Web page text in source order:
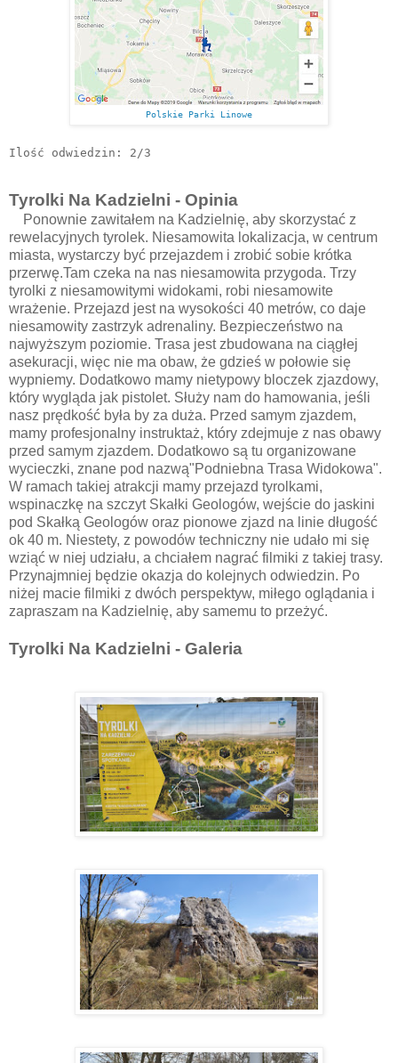
Polskie Parki Linowe
Ilość odwiedzin: 2/3
Tyrolki Na Kadzielni - Opinia
Ponownie zawitałem na Kadzielnię, aby skorzystać z
rewelacyjnych tyrolek. Niesamowita lokalizacja, w centrum
miasta, wystarczy być przejazdem i zrobić sobie krótka
przerwę.Tam czeka na nas niesamowita przygoda. Trzy
tyrolki z niesamowitymi widokami, robi niesamowite
wrażenie. Przejazd jest na wysokości 40 metrów, co daje
niesamowity zastrzyk adrenaliny. Bezpieczeństwo na
najwyższym poziomie. Trasa jest zbudowana na ciągłej
asekuracji, więc nie ma obaw, że gdzieś w połowie się
wypniemy. Dodatkowo mamy nietypowy bloczek zjazdowy,
który wygląda jak pistolet. Służy nam do hamowania, jeśli
nasz prędkość była by za duża. Przed samym zjazdem,
mamy profesjonalny instruktaż, który zdejmuje z nas obawy
przed samym zjazdem. Dodatkowo są tu organizowane
wycieczki, znane pod nazwą"Podniebna Trasa Widokowa".
W ramach takiej atrakcji mamy przejazd tyrolkami,
wspinaczkę na szczyt Skałki Geologów, wejście do jaskini
pod Skałką Geologów oraz pionowe zjazd na linie długość
ok 40 m. Niestety, z powodów techniczny nie udało mi się
wziąć w niej udziału, a chciałem nagrać filmiki z takiej trasy.
Przynajmniej będzie okazja do kolejnych odwiedzin. Po
niżej macie filmiki z dwóch perspektyw, miłego oglądania i
zapraszam na Kadzielnię, aby samemu to przeżyć.
Tyrolki Na Kadzielni - Galeria